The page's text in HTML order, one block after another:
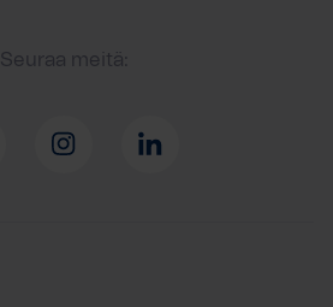
Seuraa meitä: